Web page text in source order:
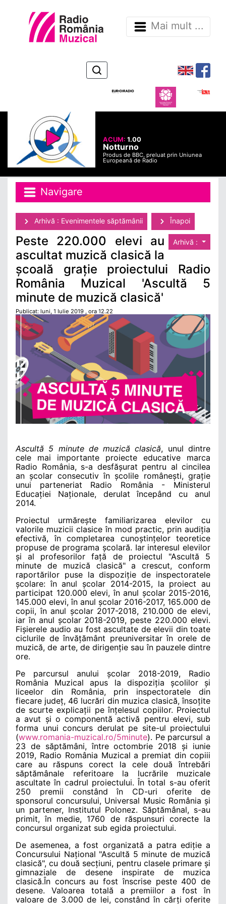
Mai mult ...
ACUM:1.00
Notturno
Produs de BBC, preluat prin Uniunea
Europeană de Radio
Navigare
Arhivă : Evenimentele săptămânii Înapoi
Arhivă :
Peste 220.000 elevi au
ascultat muzică clasică la
școală grație proiectului Radio
România Muzical 'Ascultă 5
minute de muzică clasică'
Publicat: luni, 1 Iulie 2019 , ora 12.22
Ascultă 5 minute de muzică clasică, unul dintre
cele mai importante proiecte educative marca
Radio România, s-a desfășurat pentru al cincilea
an școlar consecutiv în școlile românești, grație
unui parteneriat Radio România - Ministerul
Educației Naționale, derulat începând cu anul
2014.
Proiectul urmărește familiarizarea elevilor cu
valorile muzicii clasice în mod practic, prin audiția
efectivă, în completarea cunoștințelor teoretice
propuse de programa școlară. Iar interesul elevilor
și al profesorilor față de proiectul "Ascultă 5
minute de muzică clasică" a crescut, conform
raportărilor puse la dispoziție de inspectoratele
școlare: în anul școlar 2014-2015, la proiect au
participat 120.000 elevi, în anul școlar 2015-2016,
145.000 elevi, în anul școlar 2016-2017, 165.000 de
copii, în anul școlar 2017-2018, 210.000 de elevi,
iar în anul școlar 2018-2019, peste 220.000 elevi.
Fișierele audio au fost ascultate de elevii din toate
ciclurile de învățământ preuniversitar în orele de
muzică, de arte, de dirigenție sau în pauzele dintre
ore.
Pe parcursul anului școlar 2018-2019, Radio
România Muzical apus la dispoziția școlilor și
liceelor din România, prin inspectoratele din
fiecare județ, 46 lucrări din muzica clasică, însoțite
de scurte explicații pe înțelesul copiilor. Proiectul
a avut și o componentă activă pentru elevi, sub
forma unui concurs derulat pe site-ul proiectului
(www.romania-muzical.ro/5minute). Pe parcursul a
23 de săptămâni, între octombrie 2018 și iunie
2019, Radio România Muzical a premiat din copiii
care au răspuns corect la cele două
întrebări
săptămânale referitoare la lucrările muzicale
ascultate în cadrul proiectului. În total s-au oferit
250 premii constând în CD-uri oferite de
sponsorul concursului, Universal Music România și
un partener, Institutul Polonez. Săptămânal, s-au
primit, în medie, 1760 de răspunsuri corecte la
concursul organizat sub egida proiectului.
De asemenea, a fost organizată a patra ediție a
Concursului Național "Ascultă 5 minute de muzică
clasică", cu două secțiuni, pentru clasele primare și
gimnaziale de desene inspirate de muzica
clasică.În concurs au fost înscrise peste 400 de
desene. Valoarea totală a premiilor a fost în
valoare de 3.000 de lei, constând în cărți oferite